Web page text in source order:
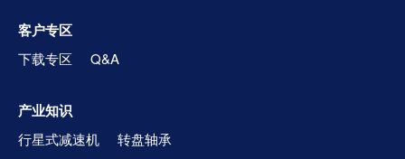
客户专区
下载专区 Q&A
产业知识
行星式减速机 转盘轴承